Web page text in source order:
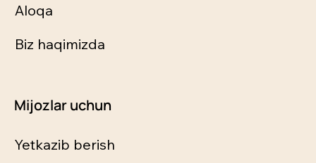
Aloqa
Biz haqimizda
Mijozlar uchun
Yetkazib berish